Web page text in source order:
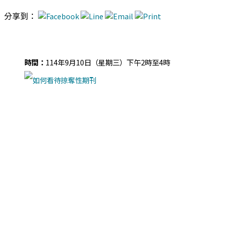
分享到：
時間： 114年9月10日（星期三）下午2時至4時